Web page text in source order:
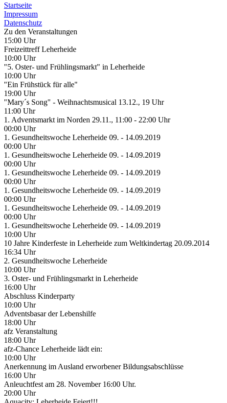
Startseite
Impressum
Datenschutz
Zu den Veranstaltungen
15:00 Uhr
Freizeittreff Leherheide
10:00 Uhr
"5. Oster- und Frühlingsmarkt" in Leherheide
10:00 Uhr
"Ein Frühstück für alle"
19:00 Uhr
"Mary´s Song" - Weihnachtsmusical 13.12., 19 Uhr
11:00 Uhr
1. Adventsmarkt im Norden 29.11., 11:00 - 22:00 Uhr
00:00 Uhr
1. Gesundheitswoche Leherheide 09. - 14.09.2019
00:00 Uhr
1. Gesundheitswoche Leherheide 09. - 14.09.2019
00:00 Uhr
1. Gesundheitswoche Leherheide 09. - 14.09.2019
00:00 Uhr
1. Gesundheitswoche Leherheide 09. - 14.09.2019
00:00 Uhr
1. Gesundheitswoche Leherheide 09. - 14.09.2019
00:00 Uhr
1. Gesundheitswoche Leherheide 09. - 14.09.2019
10:00 Uhr
10 Jahre Kinderfeste in Leherheide zum Weltkindertag 20.09.2014
16:34 Uhr
2. Gesundheitswoche Leherheide
10:00 Uhr
3. Oster- und Frühlingsmarkt in Leherheide
16:00 Uhr
Abschluss Kinderparty
10:00 Uhr
Adventsbasar der Lebenshilfe
18:00 Uhr
afz Veranstaltung
18:00 Uhr
afz-Chance Leherheide lädt ein:
10:00 Uhr
Anerkennung im Ausland erworbener Bildungsabschlüsse
16:00 Uhr
Anleuchtfest am 28. November 16:00 Uhr.
20:00 Uhr